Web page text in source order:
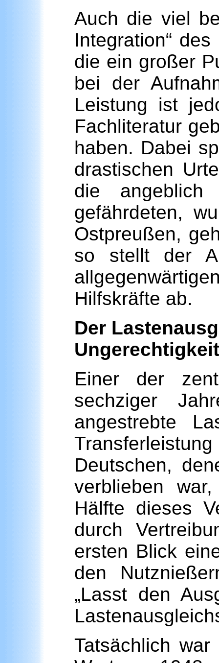
Auch die viel
Integration“
die ein großer
bei der
Leistung ist
Fachliteratur
haben. Dabei
drastischen
die
gefährdeten,
Ostpreußen,
so stellt der
Hilfskräfte ab.
Der
Ungerechtigkeit
Einer der
sechziger
angestrebte
Deutschen,
verblieben
Hälfte dieses
durch
ersten Blick
den
„Lasst den
Tatsächlich